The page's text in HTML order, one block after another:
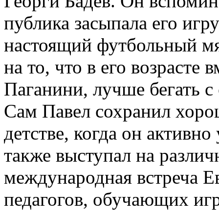
публика засыпала его
настоящий футбольный
на то, что в его возрасте
Паганини, лучше бегать
Сам Павел сохранил
детстве, когда он
также выступал на
международная встреча
педагогов, обучающих